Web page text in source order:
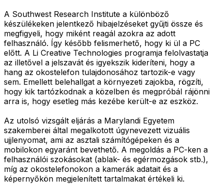
A Southwest Research Institute a különböző
készülékeken jelentkező hibajelzéseket gyűjti össze és
megfigyeli, hogy miként reagál azokra az adott
felhasználó. Így később felismerhető, hogy ki ül a PC
előtt. A Li Creative Technologies programja felolvastatja
az illetővel a jelszavát és igyekszik kideríteni, hogy a
hang az okostelefon tulajdonosához tartozik-e vagy
sem. Emellett belehallgat a környezeti zajokba, rögzíti,
hogy kik tartózkodnak a közelben és megpróbál rájönni
arra is, hogy esetleg más kezébe került-e az eszköz.
Az utolsó vizsgált eljárás a Marylandi Egyetem
szakemberei által megalkotott úgynevezett vizuális
ujjlenyomat, ami az asztali számítógépeken és a
mobilokon egyaránt bevethető. A megoldás a PC-ken a
felhasználói szokásokat (ablak- és egérmozgások stb.),
míg az okostelefonokon a kamerák adatait és a
képernyőkön megjelenített tartalmakat értékeli ki.